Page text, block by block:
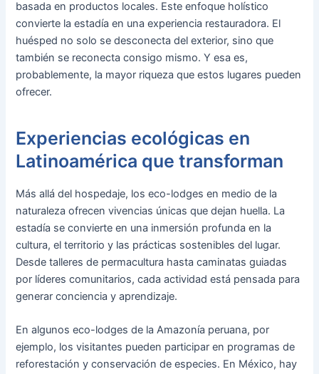
basada en productos locales. Este enfoque holístico
convierte la estadía en una experiencia restauradora. El
huésped no solo se desconecta del exterior, sino que
también se reconecta consigo mismo. Y esa es,
probablemente, la mayor riqueza que estos lugares pueden
ofrecer.
Experiencias ecológicas en
Latinoamérica que transforman
Más allá del hospedaje, los eco-lodges en medio de la
naturaleza ofrecen vivencias únicas que dejan huella. La
estadía se convierte en una inmersión profunda en la
cultura, el territorio y las prácticas sostenibles del lugar.
Desde talleres de permacultura hasta caminatas guiadas
por líderes comunitarios, cada actividad está pensada para
generar conciencia y aprendizaje.
En algunos eco-lodges de la Amazonía peruana, por
ejemplo, los visitantes pueden participar en programas de
reforestación y conservación de especies. En México, hay